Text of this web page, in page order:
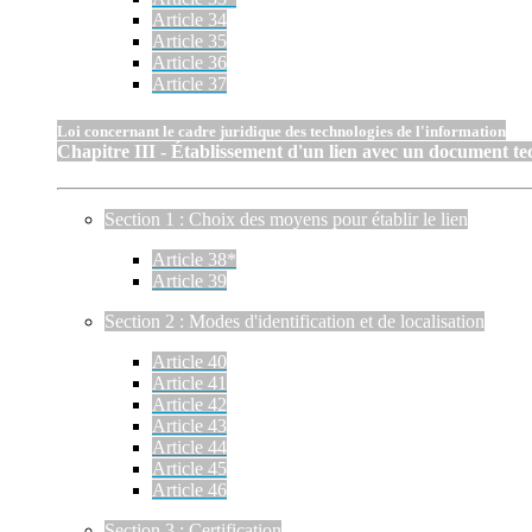
Article 34
Article 35
Article 36
Article 37
Loi concernant le cadre juridique des technologies de l'information
Chapitre III - Établissement d'un lien avec un document
Section 1 : Choix des moyens pour établir le lien
Article 38*
Article 39
Section 2 : Modes d'identification et de localisation
Article 40
Article 41
Article 42
Article 43
Article 44
Article 45
Article 46